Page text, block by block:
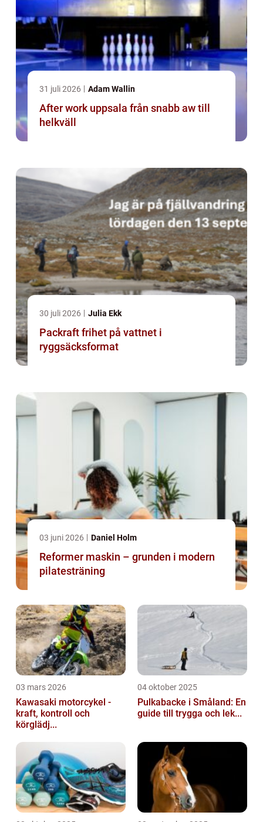
31 juli 2026 Adam Wallin
After work uppsala från snabb aw till
helkväll
30 juli 2026 Julia Ekk
Packraft frihet på vattnet i
ryggsäcksformat
03 juni 2026 Daniel Holm
Reformer maskin – grunden i modern
pilatesträning
03 mars 2026
Kawasaki motorcykel -
kraft, kontroll och
körglädj...
04 oktober 2025
Pulkabacke i Småland: En
guide till trygga och lek...